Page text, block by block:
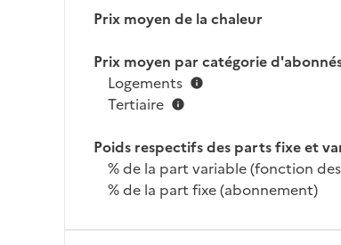
Prix moyen de la chaleur
Prix moyen par catégorie
Logements
Tertiaire
Poids respectifs des parts fixe et
% de la part variable (fonction
% de la part fixe (abonnement)